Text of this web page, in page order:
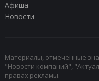
Афиша
Новости
Материалы, отмеченные
"Новости компаний",
правах рекламы.